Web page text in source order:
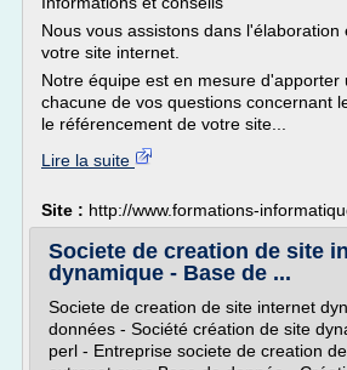
Nous vous assistons dans l'élaboration
votre site internet.
Notre équipe est en mesure d'apporter
chacune de vos questions concernant
le référencement de votre site...
Lire la suite
Site : http://www.formations-
Societe de creation de site
dynamique - Base de ...
Societe de creation de site internet
données - Société création de site
perl - Entreprise societe de creation